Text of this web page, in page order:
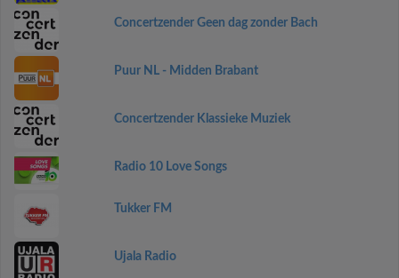
Concertzender Geen dag zonder Bach
Puur NL - Midden Brabant
Concertzender Klassieke Muziek
Radio 10 Love Songs
Tukker FM
Ujala Radio